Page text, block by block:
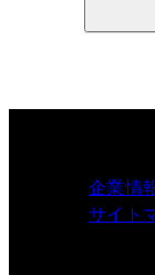
企業情
サイト